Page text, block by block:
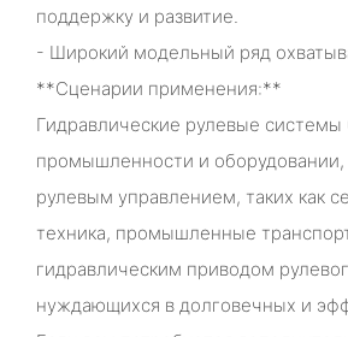
поддержку и развитие.
- Широкий модельный ряд
**Сценарии применения:**
Гидравлические рулевые
промышленности и
рулевым управлением, таких как
техника, промышленные
гидравлическим приводом
нуждающихся в долговечных и